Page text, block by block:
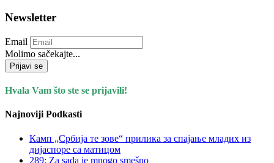
Newsletter
Email
Molimo sačekajte...
Prijavi se
Hvala Vam što ste se prijavili!
Najnoviji Podkasti
Камп „Србија те зове“ прилика за спајање младих из
дијаспоре са матицом
289: Za sada je mnogo smešno